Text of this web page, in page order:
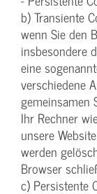
b) Transiente
wenn Sie den
insbesondere
eine
verschiedene
gemeinsamen
Ihr Rechner
unsere
werden
Browser
c) Persistente